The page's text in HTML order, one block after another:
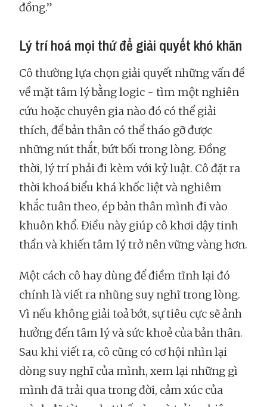
đồng.”
Lý trí hoá mọi thứ để giải quyết khó khăn
Cô thường lựa chọn giải quyết những vấn đề
về mặt tâm lý bằng logic - tìm một nghiên
cứu hoặc chuyên gia nào đó có thể giải
thích, để bản thân có thể tháo gỡ được
những nút thắt, bứt bối trong lòng. Đồng
thời, lý trí phải đi kèm với kỷ luật. Cô đặt ra
thời khoá biểu khá khốc liệt và nghiêm
khắc tuân theo, ép bản thân mình đi vào
khuôn khổ. Điều này giúp cô khơi dậy tinh
thần và khiến tâm lý trở nên vững vàng hơn.
Một cách cô hay dùng để điềm tĩnh lại đó
chính là viết ra nhũng suy nghĩ trong lòng.
Vì nếu không giải toả bớt, sự tiêu cực sẽ ảnh
hưởng đến tâm lý và sức khoẻ của bản thân.
Sau khi viết ra, cô cũng có cơ hội nhìn lại
dòng suy nghĩ của mình, xem lại những gì
mình đã trải qua trong đời, cảm xúc của